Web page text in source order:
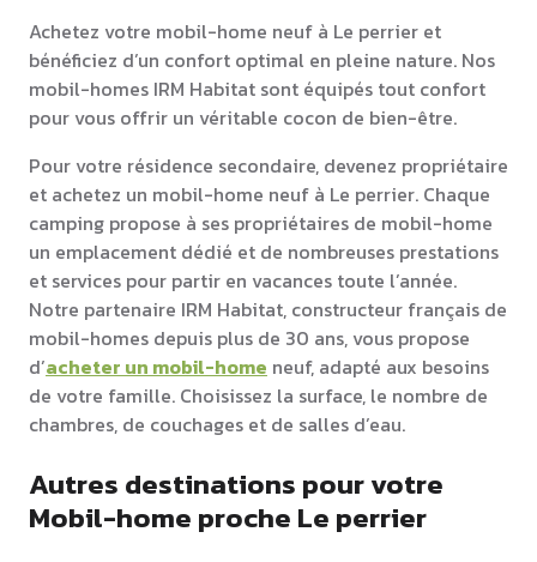
Achetez votre mobil-home neuf à Le perrier et
bénéficiez d’un confort optimal en pleine nature. Nos
mobil-homes IRM Habitat sont équipés tout confort
pour vous offrir un véritable cocon de bien-être.
Pour votre résidence secondaire, devenez propriétaire
et achetez un mobil-home neuf à Le perrier. Chaque
camping propose à ses propriétaires de mobil-home
un emplacement dédié et de nombreuses prestations
et services pour partir en vacances toute l’année.
Notre partenaire IRM Habitat, constructeur français de
mobil-homes depuis plus de 30 ans, vous propose
d’acheter un mobil-home neuf, adapté aux besoins
de votre famille. Choisissez la surface, le nombre de
chambres, de couchages et de salles d’eau.
Autres destinations pour votre
Mobil-home proche Le perrier